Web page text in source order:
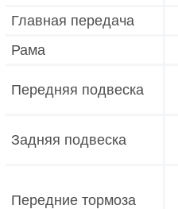
Главная передача
Рама
Передняя подвеска
Задняя подвеска
Передние тормоза